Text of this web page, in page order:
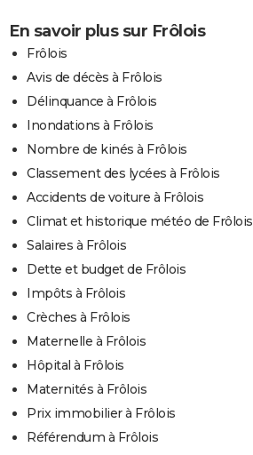
En savoir plus sur Frôlois
Frôlois
Avis de décès à Frôlois
Délinquance à Frôlois
Inondations à Frôlois
Nombre de kinés à Frôlois
Classement des lycées à Frôlois
Accidents de voiture à Frôlois
Climat et historique météo de Frôlois
Salaires à Frôlois
Dette et budget de Frôlois
Impôts à Frôlois
Crèches à Frôlois
Maternelle à Frôlois
Hôpital à Frôlois
Maternités à Frôlois
Prix immobilier à Frôlois
Référendum à Frôlois